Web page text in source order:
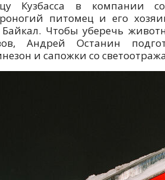
Кузбасса в компании
питомец и его
Байкал. Чтобы уберечь
Андрей Останин
и сапожки со